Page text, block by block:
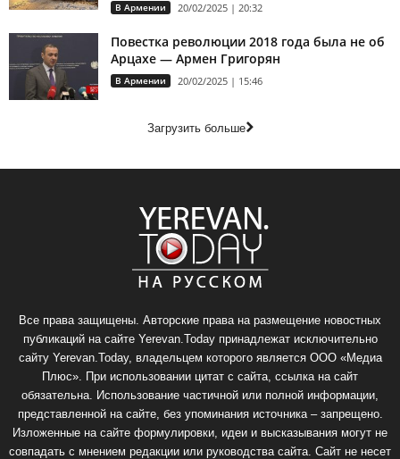
В Армении 20/02/2025 | 20:32
Повестка революции 2018 года была не об
Арцахе — Армен Григорян
В Армении 20/02/2025 | 15:46
Загрузить больше
Все права защищены. Авторские права на размещение новостных
публикаций на сайте Yerevan.Today принадлежат исключительно
сайту Yerevan.Today, владельцем которого является ООО «Медиа
Плюс». При использовании цитат с сайта, ссылка на сайт
обязательна. Использование частичной или полной информации,
представленной на сайте, без упоминания источника – запрещено.
Изложенные на сайте формулировки, идеи и высказывания могут не
совпадать с мнением редакции или руководства сайта. Сайт не несет